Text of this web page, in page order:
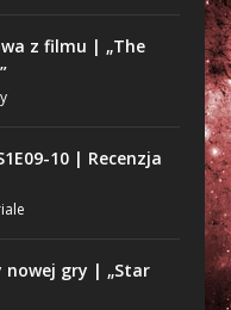
z filmu | „The
10 | Recenzja
gry | „Star